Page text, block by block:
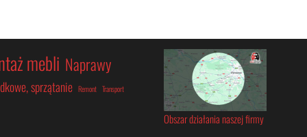
mebli Naprawy
sprzątanie Remont Transport
Obszar działania naszej firmy